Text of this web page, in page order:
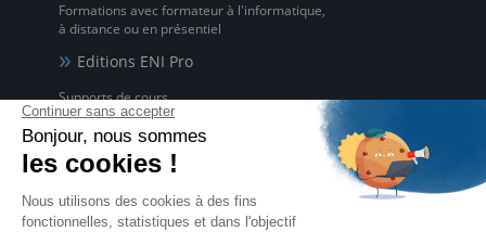
Formations avec formateur à l'informatique,
à distance ou en présentiel
Editions ENI Pro
Supports de cours
pour les organismes de formation
ENI elearning
La solution de formation à l'informatique en ligne,
disponible en 5 langues